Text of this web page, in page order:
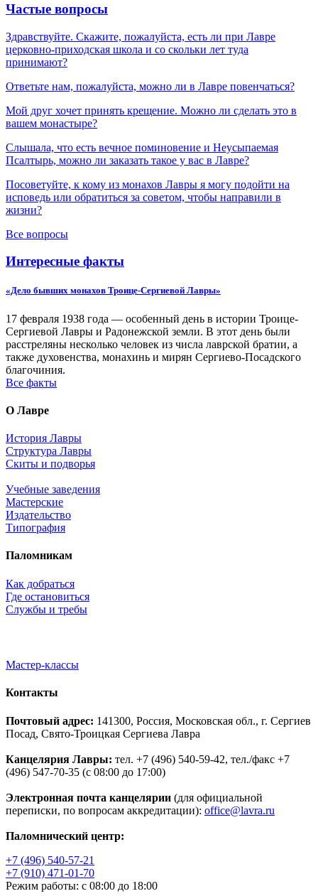
Частые вопросы
Здравствуйте. Скажите, пожалуйста, есть ли при Лавре
церковно-приходская школа и со скольки лет туда
принимают?
Ответьте нам, пожалуйста, можно ли в Лавре повенчаться?
Мой друг хочет принять крещение. Можно ли сделать это в
вашем монастыре?
Слышала, что есть вечное поминовение и Неусыпаемая
Псалтырь, можно ли заказать такое у вас в Лавре?
Посоветуйте, к кому из монахов Лавры я могу подойти на
исповедь или обратиться за советом, чтобы направили в
жизни?
Все вопросы
Интересные факты
«Дело бывших монахов Троице-Сергиевой Лавры»
17 февраля 1938 года — особенный день в истории Троице-
Сергиевой Лавры и Радонежской земли. В этот день были
расстреляны несколько человек из числа лаврской братии, а
также духовенства, монахинь и мирян Сергиево-Посадского
благочиния.
Все факты
О Лавре
История Лавры
Структура Лавры
Скиты и подворья
Учебные заведения
Мастерские
Издательство
Типография
Паломникам
Как добраться
Где остановиться
Службы и требы
Мастер-классы
Контакты
Почтовый адрес: 141300, Россия, Московская обл., г. Сергиев
Посад, Свято-Троицкая Сергиева Лавра
Канцелярия Лавры: тел. +7 (496) 540-59-42, тел./факс +7
(496) 547-70-35 (с 08:00 до 17:00)
Электронная почта канцелярии (для официальной
переписки, по вопросам аккредитации): office@lavra.ru
Паломнический центр:
+7 (496) 540-57-21
+7 (910) 471-01-70
Режим работы: с 08:00 до 18:00